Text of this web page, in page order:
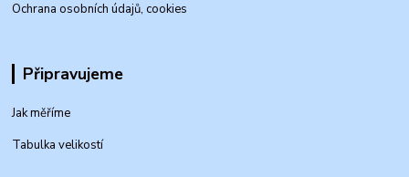
Ochrana osobních údajů, cookies
Připravujeme
Jak měříme
Tabulka velikostí